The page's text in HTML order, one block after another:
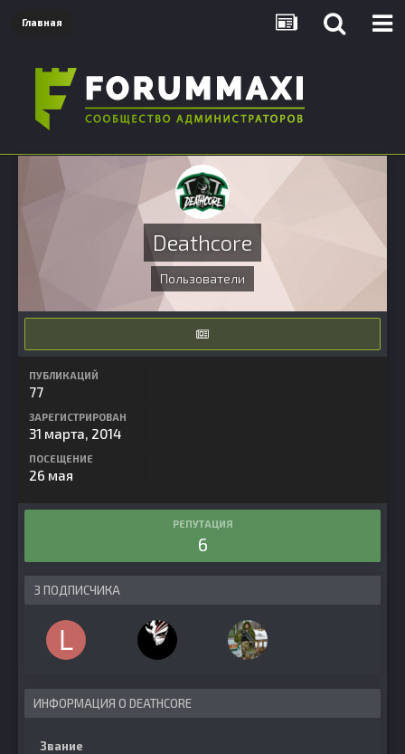
Главная
Deathcore
Пользователи
ПУБЛИКАЦИЙ
77
ЗАРЕГИСТРИРОВАН
31 марта, 2014
ПОСЕЩЕНИЕ
26 мая
РЕПУТАЦИЯ
6
3 ПОДПИСЧИКА
ИНФОРМАЦИЯ О DEATHCORE
Звание